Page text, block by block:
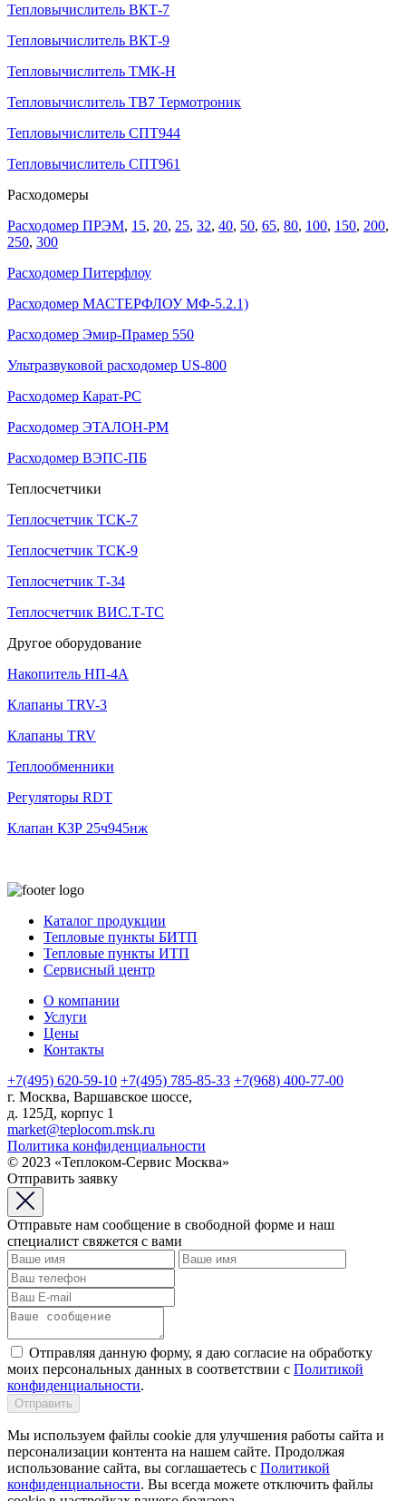
Тепловычислитель ВКТ-7
Тепловычислитель ВКТ-9
Тепловычислитель ТМК-Н
Тепловычислитель ТВ7 Термотроник
Тепловычислитель СПТ944
Тепловычислитель СПТ961
Расходомеры
Расходомер ПРЭМ, 15, 20, 25, 32, 40, 50, 65, 80, 100, 150, 200,
250, 300
Расходомер Питерфлоу
Расходомер МАСТЕРФЛОУ МФ-5.2.1)
Расходомер Эмир-Прамер 550
Ультразвуковой расходомер US-800
Расходомер Карат-РС
Расходомер ЭТАЛОН-РМ
Расходомер ВЭПС-ПБ
Теплосчетчики
Теплосчетчик ТСК-7
Теплосчетчик ТСК-9
Теплосчетчик Т-34
Теплосчетчик ВИС.Т-ТС
Другое оборудование
Накопитель НП-4А
Клапаны TRV-3
Клапаны TRV
Теплообменники
Регуляторы RDT
Клапан КЗР 25ч945нж
Каталог продукции
Тепловые пункты БИТП
Тепловые пункты ИТП
Сервисный центр
О компании
Услуги
Цены
Контакты
+7(495) 620-59-10 +7(495) 785-85-33 +7(968) 400-77-00
г. Москва, Варшавское шоссе,
д. 125Д, корпус 1
market@teplocom.msk.ru
Политика конфиденциальности
© 2023 «Теплоком-Сервис Москва»
Отправить заявку
Отправьте нам сообщение в свободной форме и наш
специалист свяжется с вами
Отправляя данную форму, я даю согласие на обработку
моих персональных данных в соответствии с Политикой
конфиденциальности.
Отправить
Мы используем файлы cookie для улучшения работы сайта и
персонализации контента на нашем сайте. Продолжая
использование сайта, вы соглашаетесь с Политикой
конфиденциальности. Вы всегда можете отключить файлы